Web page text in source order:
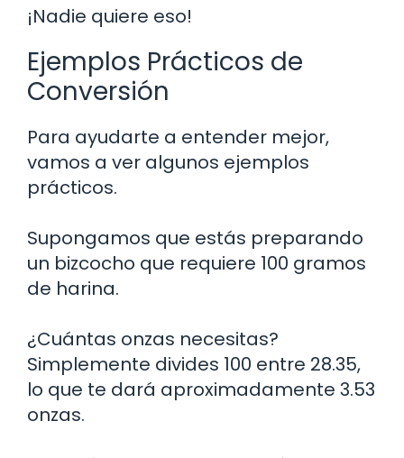
¡Nadie quiere eso!
Ejemplos Prácticos de
Conversión
Para ayudarte a entender mejor,
vamos a ver algunos ejemplos
prácticos.
Supongamos que estás preparando
un bizcocho que requiere 100 gramos
de harina.
¿Cuántas onzas necesitas?
Simplemente divides 100 entre 28.35,
lo que te dará aproximadamente 3.53
onzas.